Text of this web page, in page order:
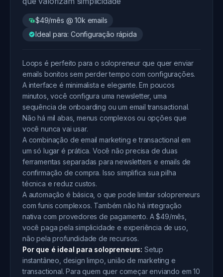
$49/mês @ 10k emails
Ideal para: Configuração rápida
Loops é perfeito para o solopreneur que quer enviar
emails bonitos sem perder tempo com configurações.
A interface é minimalista e elegante. Em poucos
minutos, você configura uma newsletter, uma
sequência de onboarding ou um email transactional.
Não há mil abas, menus complexos ou opções que
você nunca vai usar.
A combinação de email marketing e transactional em
um só lugar é prática. Você não precisa de duas
ferramentas separadas para newsletters e emails de
confirmação de compra. Isso simplifica sua pilha
técnica e reduz custos.
A automação é básica, o que pode limitar solopreneurs
com funis complexos. Também não há integração
nativa com provedores de pagamento. A $49/mês,
você paga pela simplicidade e experiência de uso,
não pela profundidade de recursos.
Por que é ideal para solopreneurs: Setup
instantâneo, design limpo, união de marketing e
transactional. Para quem quer começar enviando em 10